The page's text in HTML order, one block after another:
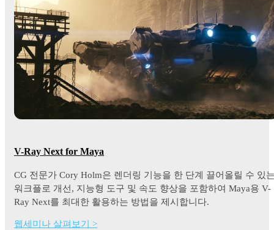
V-Ray Next for Maya
CG 전문가 Cory Holm은 렌더링 기능을 한 단계 끌어올릴 수 있
워크플로 개선, 지능형 도구 및 속도 향상을 포함하여 Maya용 V-
Ray Next를 최대한 활용하는 방법을 제시합니다.
웹세미나 살펴보기 >